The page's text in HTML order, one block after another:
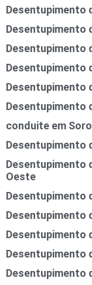
Desentupimento
Desentupimento
Desentupimento
Desentupimento
Desentupimento
Desentupimento
conduite em
Desentupimento
Desentupimento
Oeste
Desentupimento
Desentupimento
Desentupimento
Desentupimento
Desentupimento